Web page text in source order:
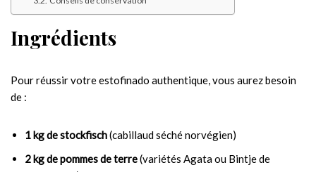
Ingrédients
Pour réussir votre estofinado authentique, vous aurez besoin
de :
1 kg de stockfisch(cabillaud séché norvégien)
2 kg de pommes de terre(variétés Agata ou Bintje de